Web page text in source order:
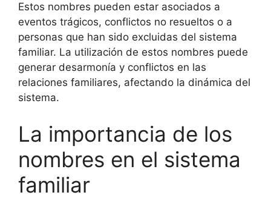
Estos nombres pueden estar asociados a
eventos trágicos, conflictos no resueltos o a
personas que han sido excluidas del sistema
familiar. La utilización de estos nombres puede
generar desarmonía y conflictos en las
relaciones familiares, afectando la dinámica del
sistema.
La importancia de los
nombres en el sistema
familiar